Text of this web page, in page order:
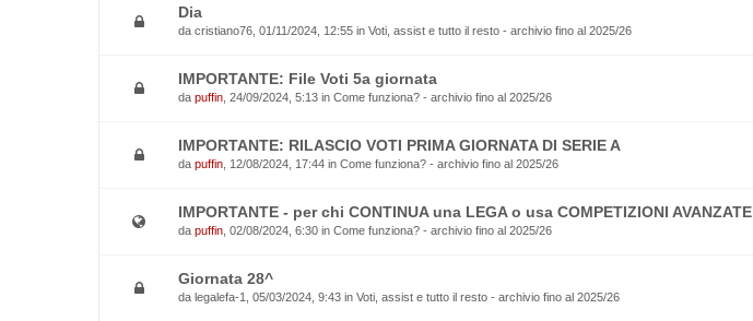
Dia
da cristiano76 , 01/11/2024, 12:55 in Voti, assist e tutto il resto - archivio fino al 2025/26
IMPORTANTE: File Voti 5a giornata
da puffin , 24/09/2024, 5:13 in Come funziona? - archivio fino al 2025/26
IMPORTANTE: RILASCIO VOTI PRIMA GIORNATA DI SERIE A
da puffin , 12/08/2024, 17:44 in Come funziona? - archivio fino al 2025/26
IMPORTANTE - per chi CONTINUA una LEGA o usa COMPETIZIONI AVANZATE
da puffin , 02/08/2024, 6:30 in Come funziona? - archivio fino al 2025/26
Giornata 28^
da legalefa-1 , 05/03/2024, 9:43 in Voti, assist e tutto il resto - archivio fino al 2025/26